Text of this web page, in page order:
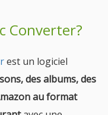
Converter?
est un logiciel
des albums, des
au format